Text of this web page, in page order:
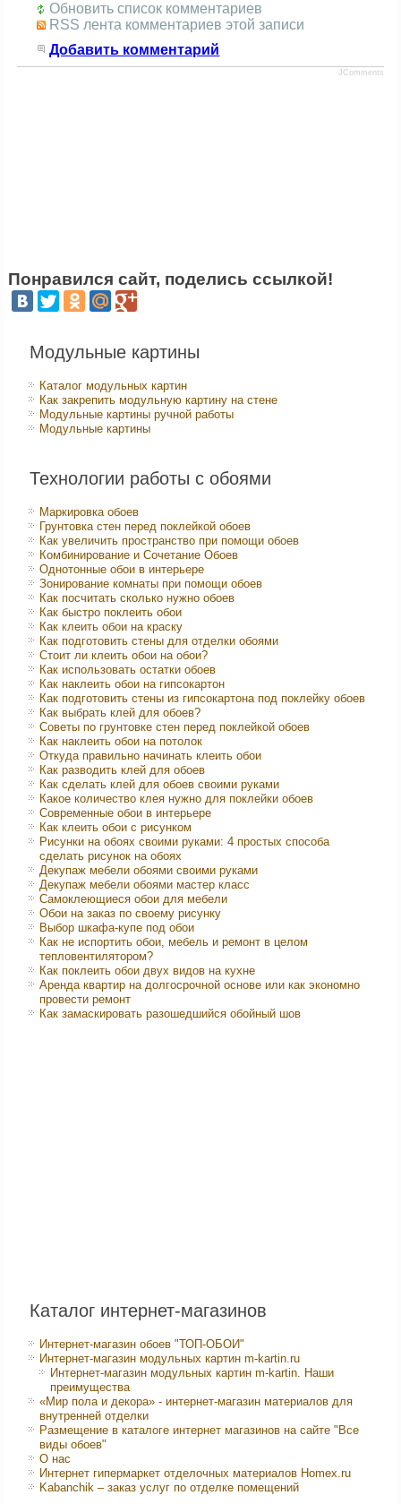
Обновить список комментариев
RSS лента комментариев этой записи
Добавить комментарий
JComments
Понравился сайт, поделись ссылкой!
Модульные картины
Каталог модульных картин
Как закрепить модульную картину на стене
Модульные картины ручной работы
Модульные картины
Технологии работы с обоями
Маркировка обоев
Грунтовка стен перед поклейкой обоев
Как увеличить пространство при помощи обоев
Комбинирование и Сочетание Обоев
Однотонные обои в интерьере
Зонирование комнаты при помощи обоев
Как посчитать сколько нужно обоев
Как быстро поклеить обои
Как клеить обои на краску
Как подготовить стены для отделки обоями
Стоит ли клеить обои на обои?
Как использовать остатки обоев
Как наклеить обои на гипсокартон
Как подготовить стены из гипсокартона под поклейку обоев
Как выбрать клей для обоев?
Советы по грунтовке стен перед поклейкой обоев
Как наклеить обои на потолок
Откуда правильно начинать клеить обои
Как разводить клей для обоев
Как сделать клей для обоев своими руками
Какое количество клея нужно для поклейки обоев
Современные обои в интерьере
Как клеить обои с рисунком
Рисунки на обоях своими руками: 4 простых способа
сделать рисунок на обоях
Декупаж мебели обоями своими руками
Декупаж мебели обоями мастер класс
Самоклеющиеся обои для мебели
Обои на заказ по своему рисунку
Выбор шкафа-купе под обои
Как не испортить обои, мебель и ремонт в целом
тепловентилятором?
Как поклеить обои двух видов на кухне
Аренда квартир на долгосрочной основе или как экономно
провести ремонт
Как замаскировать разошедшийся обойный шов
Каталог интернет-магазинов
Интернет-магазин обоев "ТОП-ОБОИ"
Интернет-магазин модульных картин m-kartin.ru
Интернет-магазин модульных картин m-kartin. Наши
преимущества
«Мир пола и декора» - интернет-магазин материалов для
внутренней отделки
Размещение в каталоге интернет магазинов на сайте "Все
виды обоев"
О нас
Интернет гипермаркет отделочных материалов Homex.ru
Kabanchik – заказ услуг по отделке помещений